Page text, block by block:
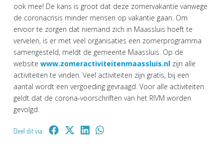
ook mee! De kans is groot dat deze zomervakantie vanwege
de coronacrisis minder mensen op vakantie gaan. Om
ervoor te zorgen dat niemand zich in Maassluis hoeft te
vervelen, is er met veel organisaties een zomerprogramma
samengesteld, meldt de gemeente Maassluis. Op de
website www.zomeractiviteitenmaassluis.nl zijn alle
activiteiten te vinden. Veel activiteiten zijn gratis, bij een
aantal wordt een vergoeding gevraagd. Voor alle activiteiten
geldt dat de corona-voorschriften van het RIVM worden
gevolgd.
Deel dit via: